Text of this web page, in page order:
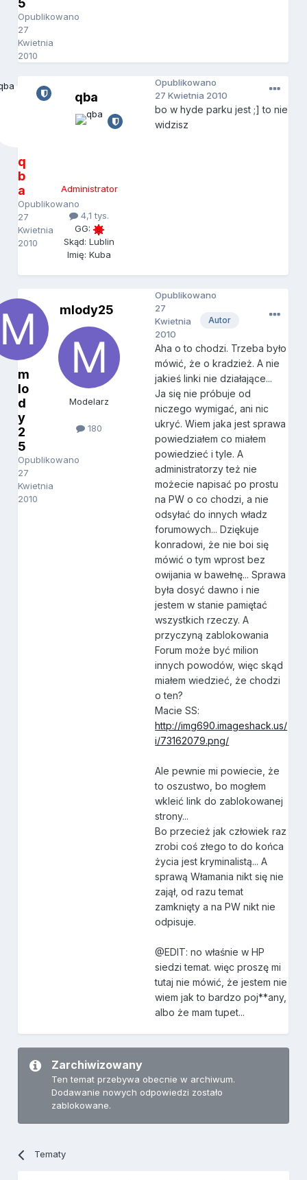
5
Opublikowano
27
Kwietnia
2010
q
b
a
Opublikowano
27
Kwietnia
2010
qba
Administrator
4,1 tys.
GG:
Skąd: Lublin
Imię: Kuba
Opublikowano
27 Kwietnia 2010
bo w hyde parku jest ;] to nie
widzisz
m
lo
d
y
2
5
Opublikowano
27
Kwietnia
2010
mlody25
Modelarz
180
Autor
Opublikowano
27
Kwietnia
2010
Aha o to chodzi. Trzeba było
mówić, że o kradzież. A nie
jakieś linki nie działające...
Ja się nie próbuje od
niczego wymigać, ani nic
ukryć. Wiem jaka jest sprawa
powiedziałem co miałem
powiedzieć i tyle. A
administratorzy też nie
możecie napisać po prostu
na PW o co chodzi, a nie
odsyłać do innych władz
forumowych... Dziękuje
konradowi, że nie boi się
mówić o tym wprost bez
owijania w bawełnę... Sprawa
była dosyć dawno i nie
jestem w stanie pamiętać
wszystkich rzeczy. A
przyczyną zablokowania
Forum może być milion
innych powodów, więc skąd
miałem wiedzieć, że chodzi
o ten?
Macie SS:
http://img690.imageshack.us/
i/73162079.png/
Ale pewnie mi powiecie, że
to oszustwo, bo mogłem
wkleić link do zablokowanej
strony...
Bo przecież jak człowiek raz
zrobi coś złego to do końca
życia jest kryminalistą... A
sprawą Włamania nikt się nie
zajął, od razu temat
zamknięty a na PW nikt nie
odpisuje.
@EDIT: no właśnie w HP
siedzi temat. więc proszę mi
tutaj nie mówić, że jestem nie
wiem jak to bardzo poj**any,
albo że mam tupet...
Zarchiwizowany
Ten temat przebywa obecnie w archiwum.
Dodawanie nowych odpowiedzi zostało
zablokowane.
Tematy